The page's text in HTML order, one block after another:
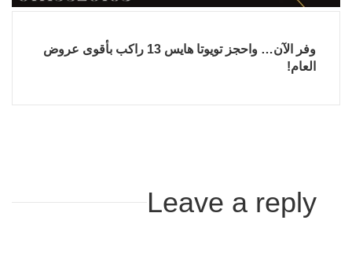
وفر الآن… واحجز تويوتا هايس 13 راكب بأقوى عروض
العام!
Leave a reply